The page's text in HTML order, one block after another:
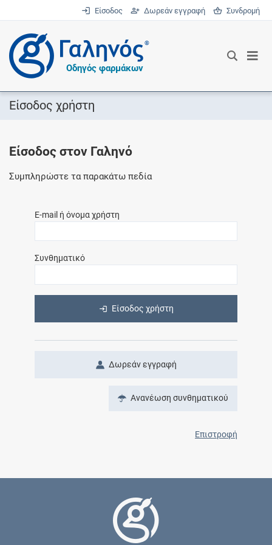
Είσοδος Δωρεάν εγγραφή Συνδρομή
®
Οδηγός φαρμάκων
Είσοδος χρήστη
Είσοδος στον Γαληνό
Συμπληρώστε τα παρακάτω πεδία
E-mail ή όνομα χρήστη
Συνθηματικό
Είσοδος χρήστη
Δωρεάν εγγραφή
Ανανέωση συνθηματικού
Επιστροφή